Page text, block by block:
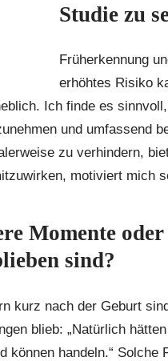
Studie zu
Früherkennung
erhöhtes Risiko
Ich finde es
und umfassend
zu verhindern,
motiviert mich
Momente
sind?
kurz nach der Geburt
blieb: „Natürlich
können handeln.“